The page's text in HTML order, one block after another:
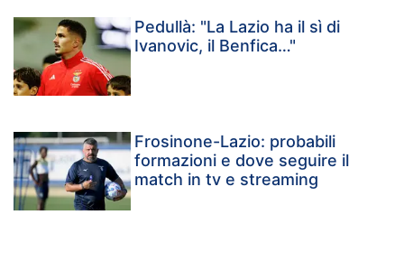
Pedullà: "La Lazio ha il sì di
Ivanovic, il Benfica…"
Frosinone-Lazio: probabili
formazioni e dove seguire il
match in tv e streaming